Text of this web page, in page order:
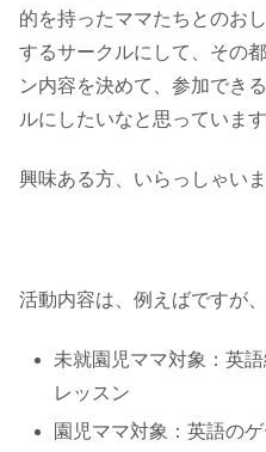
的を持ったママたちとのお
するサークルにして、その
ン内容を決めて、参加でき
ルにしたいなと思っています
興味ある方、いらっしゃい
活動内容は、例えばですが、
未就園児ママ対象：英
レッスン
園児ママ対象：英語の